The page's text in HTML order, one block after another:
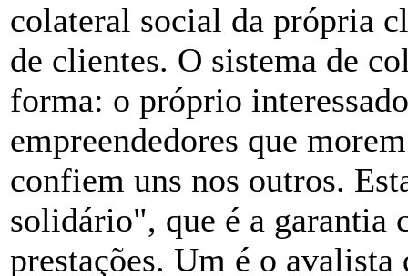
colateral social da própria
de clientes. O sistema de
forma: o próprio
empreendedores que
confiem uns nos outros.
solidário", que é a garantia
prestações. Um é o